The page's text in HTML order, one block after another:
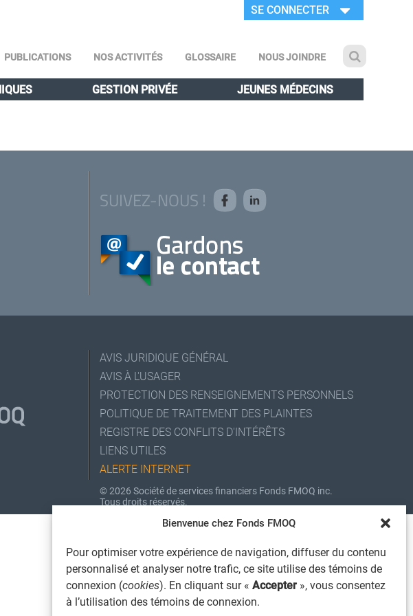
Bienvenue chez Fonds FMOQ
Pour optimiser votre expérience de navigation, diffuser du contenu
personnalisé et analyser notre trafic, ce site utilise des témoins de
connexion (cookies). En cliquant sur « Accepter », vous consentez
à l’utilisation des témoins de connexion.
SE CONNECTER
PUBLICATIONS NOS ACTIVITÉS GLOSSAIRE NOUS JOINDRE
GESTION PRIVÉE JEUNES MÉDECINS
SUIVEZ-NOUS !
AVIS JURIDIQUE GÉNÉRAL
AVIS À L'USAGER
PROTECTION DES RENSEIGNEMENTS PERSONNELS
POLITIQUE DE TRAITEMENT DES PLAINTES
REGISTRE DES CONFLITS D'INTÉRÊTS
LIENS UTILES
ALERTE INTERNET
© 2026 Société de services financiers Fonds FMOQ inc.
Tous droits réservés.